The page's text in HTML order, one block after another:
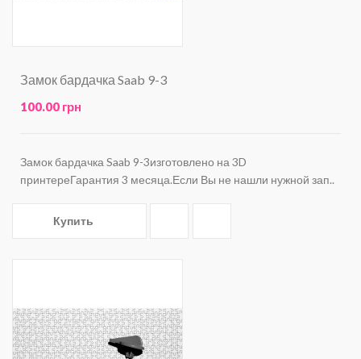
Замок бардачка Saab 9-3
100.00 грн
Замок бардачка Saab 9-3изготовлено на 3D
принтереГарантия 3 месяца.Если Вы не нашли нужной зап..
Купить